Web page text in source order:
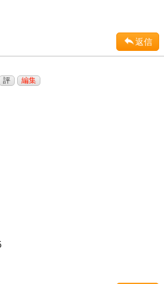
返信